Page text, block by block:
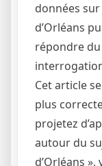
données
d’Orléans
répondre
Cet article
plus
projetez
autour du
d’Orléans